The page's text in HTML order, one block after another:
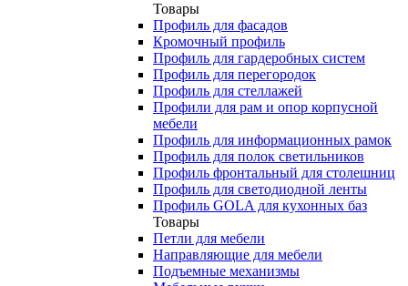
Товары
Профиль для фасадов
Кромочный профиль
Профиль для гардеробных систем
Профиль для перегородок
Профиль для стеллажей
Профили для рам и опор корпусной
мебели
Профиль для информационных рамок
Профиль для полок светильников
Профиль фронтальный для столешниц
Профиль для светодиодной ленты
Профиль GOLA для кухонных баз
Товары
Петли для мебели
Направляющие для мебели
Подъемные механизмы